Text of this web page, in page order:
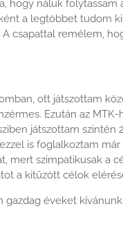
hogy náluk
a legtöbbet tudom
csapattal remélem,
ott játszottam
Ezután az
játszottam
is foglalkoztam
mert szimpatikusak a
a kitűzött célok
gazdag éveket